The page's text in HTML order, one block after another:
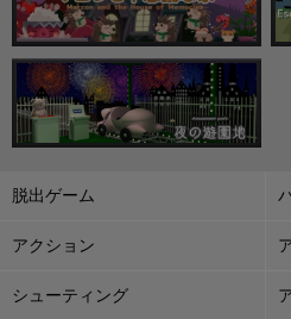
脱出ゲーム
アクション
シューティング